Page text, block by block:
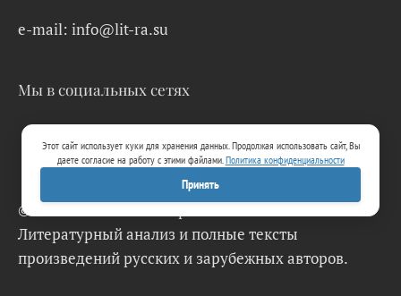
e-mail: info@lit-ra.su
Мы в социальных сетях
© 2026 Lit-Ra.su. Электронная библиотека.
Литературный анализ и полные тексты
произведений русских и зарубежных авторов.
Этот сайт использует куки для хранения данных. Продолжая использовать сайт, Вы
даете согласие на работу с этими файлами.Политика конфиденциальности
Принять